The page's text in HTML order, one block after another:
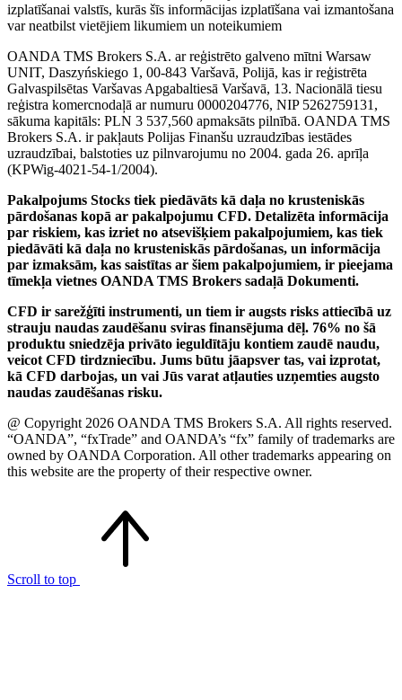
izplatīšanai valstīs, kurās šīs informācijas izplatīšana vai izmantošana
var neatbilst vietējiem likumiem un noteikumiem
OANDA TMS Brokers S.A. ar reģistrēto galveno mītni Warsaw
UNIT, Daszyńskiego 1, 00-843 Varšavā, Polijā, kas ir reģistrēta
Galvaspilsētas Varšavas Apgabaltiesā Varšavā, 13. Nacionālā tiesu
reģistra komercnodaļā ar numuru 0000204776, NIP 5262759131,
sākuma kapitāls: PLN 3 537,560 apmaksāts pilnībā. OANDA TMS
Brokers S.A. ir pakļauts Polijas Finanšu uzraudzības iestādes
uzraudzībai, balstoties uz pilnvarojumu no 2004. gada 26. aprīļa
(KPWig-4021-54-1/2004).
Pakalpojums Stocks tiek piedāvāts kā daļa no krusteniskās
pārdošanas kopā ar pakalpojumu CFD. Detalizēta informācija
par riskiem, kas izriet no atsevišķiem pakalpojumiem, kas tiek
piedāvāti kā daļa no krusteniskās pārdošanas, un informācija
par izmaksām, kas saistītas ar šiem pakalpojumiem, ir pieejama
tīmekļa vietnes OANDA TMS Brokers sadaļā Dokumenti.
CFD ir sarežģīti instrumenti, un tiem ir augsts risks attiecībā uz
strauju naudas zaudēšanu sviras finansējuma dēļ. 76% no šā
produktu sniedzēja privāto ieguldītāju kontiem zaudē naudu,
veicot CFD tirdzniecību. Jums būtu jāapsver tas, vai izprotat,
kā CFD darbojas, un vai Jūs varat atļauties uzņemties augsto
naudas zaudēšanas risku.
@ Copyright 2026 OANDA TMS Brokers S.A. All rights reserved.
“OANDA”, “fxTrade” and OANDA’s “fx” family of trademarks are
owned by OANDA Corporation. All other trademarks appearing on
this website are the property of their respective owner.
Scroll to top